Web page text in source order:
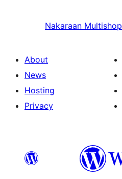
Nakaraan Multishop
About
News
Hosting
Privacy